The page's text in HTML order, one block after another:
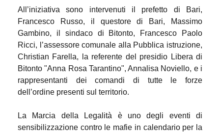
All’iniziativa sono intervenuti il prefetto di Bari,
Francesco Russo, il questore di Bari, Massimo
Gambino, il sindaco di Bitonto,
Francesco Paolo
Ricci, l’assessore comunale alla Pubblica istruzione,
Christian Farella,
la referente del presidio Libera di
Bitonto "Anna Rosa Tarantino",Annalisa Noviello, e i
rappresentanti dei comandi di tutte le forze
dell’ordine presenti sul territorio.
La Marcia della Legalità è uno degli eventi di
sensibilizzazione contro le mafie in calendario per la